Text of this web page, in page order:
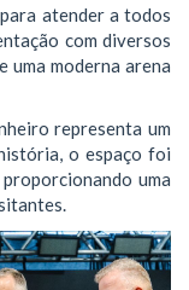
atender a todos
com diversos
uma moderna arena
representa um
o espaço foi
uma